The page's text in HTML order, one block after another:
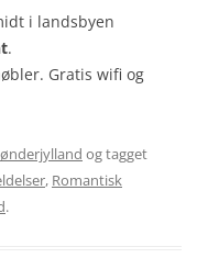
i landsbyen
.
Gratis wifi og
og tagget
, Romantisk
.